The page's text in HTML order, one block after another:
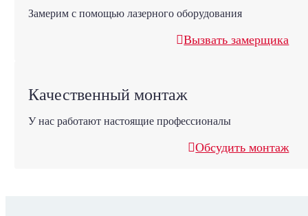
Замерим с помощью лазерного оборудования
Вызвать замерщика
Качественный монтаж
У нас работают настоящие профессионалы
Обсудить монтаж